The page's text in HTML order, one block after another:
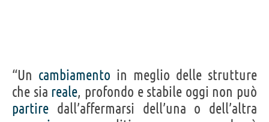
“Un cambiamento in meglio delle strutture
che sia reale, profondo e stabile oggi non può
partire dall’affermarsi dell’una o dell’altra